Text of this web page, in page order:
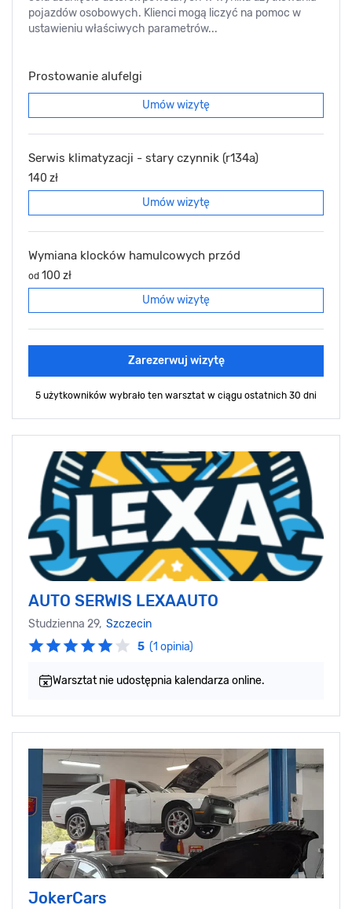
pojazdów osobowych. Klienci mogą liczyć na pomoc w
ustawieniu właściwych parametrów...
Prostowanie alufelgi
Umów wizytę
Serwis klimatyzacji - stary czynnik (r134a)
140 zł
Umów wizytę
Wymiana klocków hamulcowych przód
od 100 zł
Umów wizytę
Zarezerwuj wizytę
5 użytkowników wybrało ten warsztat w ciągu ostatnich 30 dni
AUTO SERWIS LEXAAUTO
Studzienna 29, Szczecin
5 (1 opinia)
Warsztat nie udostępnia kalendarza online.
JokerCars